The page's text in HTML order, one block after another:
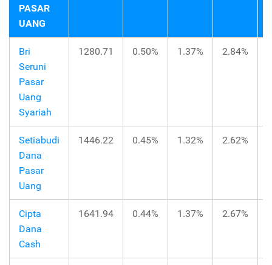
PASAR
UANG
Bri
Seruni
Pasar
Uang
Syariah
1280.71 0.50% 1.37% 2.84%
Setiabudi
Dana
Pasar
Uang
1446.22 0.45% 1.32% 2.62%
Cipta
Dana
Cash
1641.94 0.44% 1.37% 2.67%